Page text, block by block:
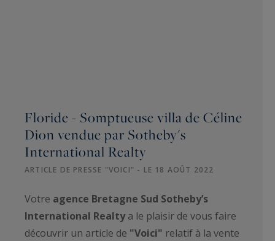
Floride - Somptueuse villa de Céline
Dion vendue par Sotheby's
International Realty
ARTICLE DE PRESSE "VOICI" - LE 18 AOÛT 2022
Votre agence Bretagne Sud Sotheby’s
International Realtya le plaisir de vous faire
découvrir un article de "Voici" relatif à la vente